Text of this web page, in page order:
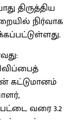
திருத்திய
நிர்வாக
கட்டுமானம்
வரை 3.2